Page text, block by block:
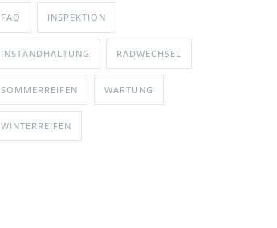
FAQ INSPEKTION
INSTANDHALTUNG RADWECHSEL
SOMMERREIFEN WARTUNG
WINTERREIFEN